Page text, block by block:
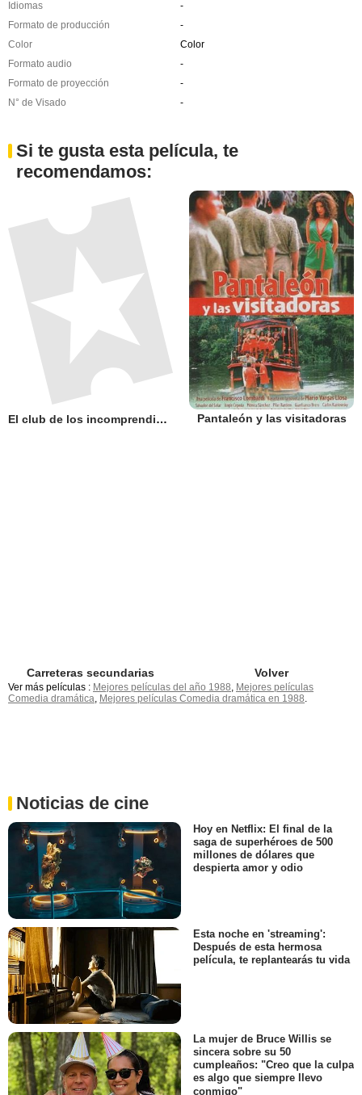
Idiomas
-
Formato de producción
-
Color
Color
Formato audio
-
Formato de proyección
-
N° de Visado
-
Si te gusta esta película, te
recomendamos:
El club de los incomprendidos Pantaleón y las visitadoras
Carreteras secundarias Volver
Ver más películas : Mejores películas del año 1988 Mejores películas
Comedia dramática Mejores películas Comedia dramática en 1988
Noticias de cine
Hoy en Netflix: El final de la
saga de superhéroes de 500
millones de dólares que
despierta amor y odio
Esta noche en 'streaming':
Después de esta hermosa
película, te replantearás tu vida
La mujer de Bruce Willis se
sincera sobre su 50
cumpleaños: "Creo que la culpa
es algo que siempre llevo
conmigo"